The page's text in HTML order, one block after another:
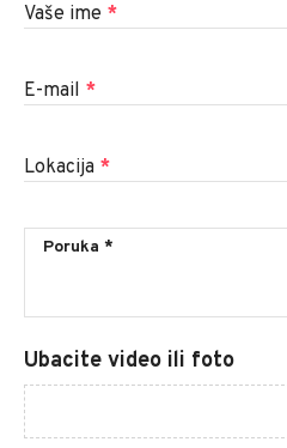
Vaše ime *
E-mail *
Lokacija *
Ubacite video ili foto